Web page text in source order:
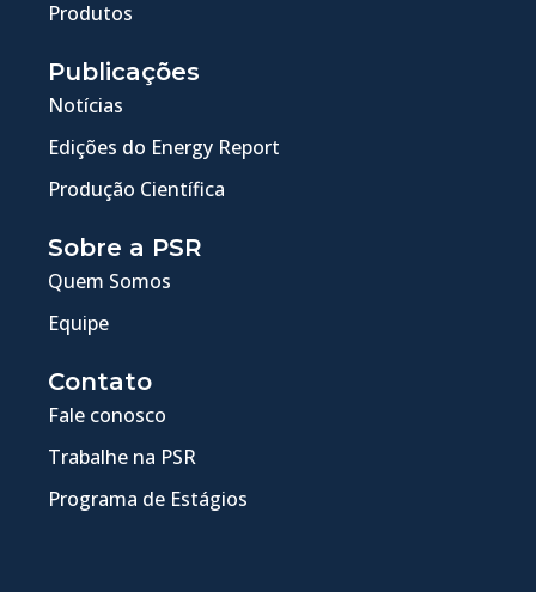
Produtos
Publicações
Notícias
Edições do Energy Report
Produção Científica
Sobre a PSR
Quem Somos
Equipe
Contato
Fale conosco
Trabalhe na PSR
Programa de Estágios